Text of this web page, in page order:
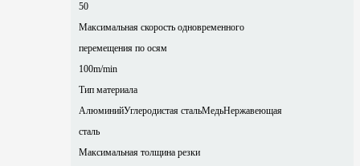
50
Максимальная скорость одновременного
перемещения по осям
100m/min
Тип материала
АлюминийУглеродистая стальМедьНержавеющая
сталь
Максимальная толщина резки